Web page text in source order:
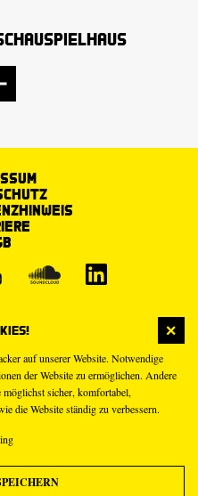
auf unserer Website. Notwendige
der Website zu ermöglichen. Andere
sicher, komfortabel,
die Website ständig zu verbessern.